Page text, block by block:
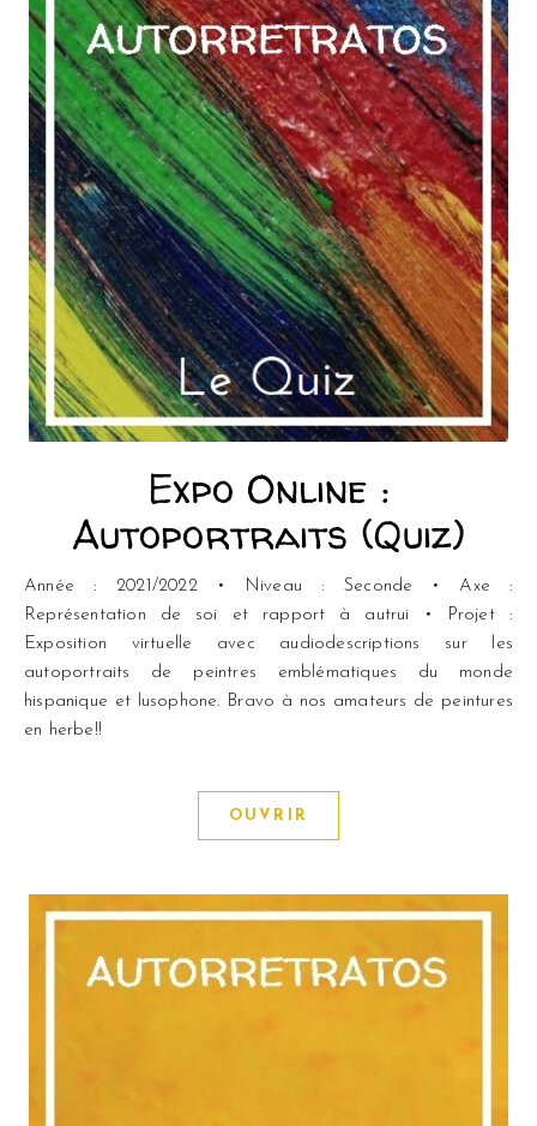
Expo Online :
Autoportraits (Quiz)
Année : 2021/2022 • Niveau : Seconde • Axe :
Représentation de soi et rapport à autrui • Projet :
Exposition virtuelle avec audiodescriptions sur les
autoportraits de peintres emblématiques du monde
hispanique et lusophone. Bravo à nos amateurs de peintures
en herbe!!
OUVRIR